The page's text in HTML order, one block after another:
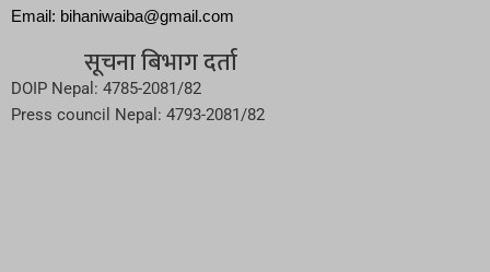
Email: bihaniwaiba@gmail.com
सूचना बिभाग दर्ता
DOIP Nepal: 4785-2081/82
Press council Nepal: 4793-2081/82